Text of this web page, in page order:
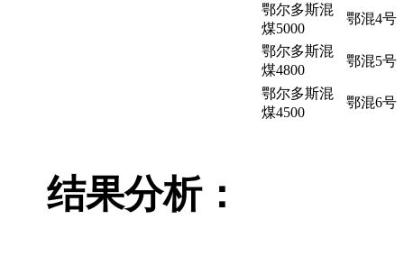
鄂尔多斯混
煤5000
鄂混4号
鄂尔多斯混
煤4800
鄂混5号
鄂尔多斯混
煤4500
鄂混6号
结果分析：